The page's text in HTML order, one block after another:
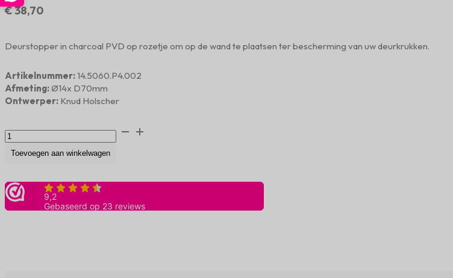
€38,70
Deurstopper in charcoal PVD op rozetje om op de wand te plaatsen ter bescherming van uw deurkrukken.
Artikelnummer:14.5060.P4.002
Afmeting:Ø14x D70mm
Ontwerper: Knud Holscher
Deurbuffer
wandmodel
charcoal
Toevoegen aan winkelwagen